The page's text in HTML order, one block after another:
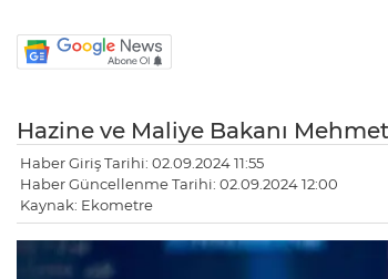
Hazine ve Maliye Bakanı
Haber Giriş Tarihi: 02.09.2024 11:55
Haber Güncellenme Tarihi: 02.09.2024 12:00
Kaynak: Ekometre